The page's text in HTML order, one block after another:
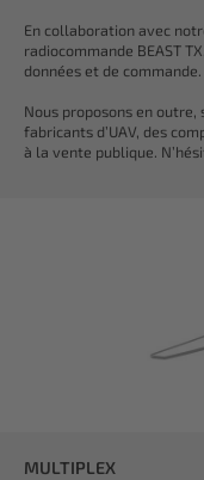
En collaboration avec
radiocommande BEAST
données et de commande.
Nous proposons en
fabricants d’UAV, des
à la vente publique.
MULTIPLEX